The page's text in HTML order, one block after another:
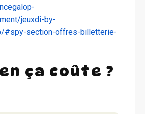
jeuxdi-by-
#spy-section-offres-billetterie-
ça coûte ?